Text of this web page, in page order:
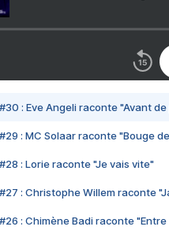
#30 : Eve Angeli raconte "Avant
#29 : MC Solaar raconte "Bouge
#28 : Lorie raconte "Je vais vite"
#27 : Christophe Willem raconte
#26 : Chimène Badi raconte